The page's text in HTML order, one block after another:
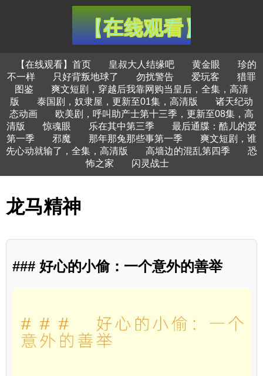
【在线观看】首页 皇叔大人结缘吧 黄金眼
珍的
不一样
只好背叛地球了 勿扰警告 爱玩客
猎罪
图鉴
爽文短剧，穿越后我靠网购当皇后，全集，高清
版
泰国剧，奴隶屋，更新至01集，高清版
诸天纪动
态动画
欧美剧，呼叫助产士第十三季，更新至08集，高
清版
惊魂眼 乐在其中第三季
最后通牒：酷儿的爱
第一季
邪魔 那年那兔那些事第一季
爽文短剧，谁
先心动就输了，全集，高清版
高墙边的混乱第四季
恐
怖之家
闪灵战士
龙马精神
### 好心的小偷：一个意外的善举